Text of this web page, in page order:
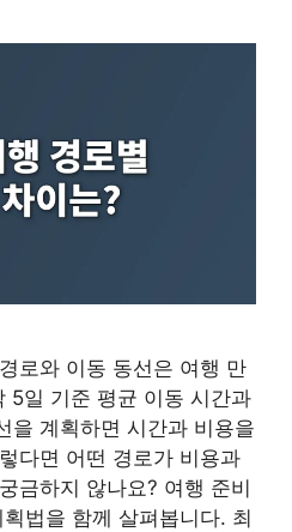
로와 이동 동선은 여행 만
5일 기준 평균 이동 시간과
을 계획하면 시간과 비용을
다면 어떤 경로가 비용과
금하지 않나요? 여행 준비
법을 함께 살펴봅니다. 최